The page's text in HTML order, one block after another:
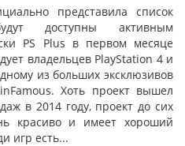
представила список
доступны активным
PS Plus в первом месяце
владельцев PlayStation 4 и
из больших эксклюзивов
Хоть проект вышел
в 2014 году, проект до сих
красиво и имеет хороший
игр есть...